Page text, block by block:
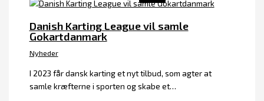
Danish Karting League vil samle
Gokartdanmark
Nyheder
I 2023 får dansk karting et nyt tilbud, som agter at
samle kræfterne i sporten og skabe et…